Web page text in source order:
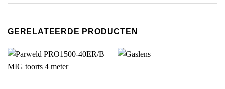
GERELATEERDE PRODUCTEN